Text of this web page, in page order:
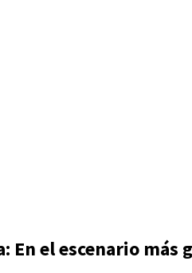
En el escenario más